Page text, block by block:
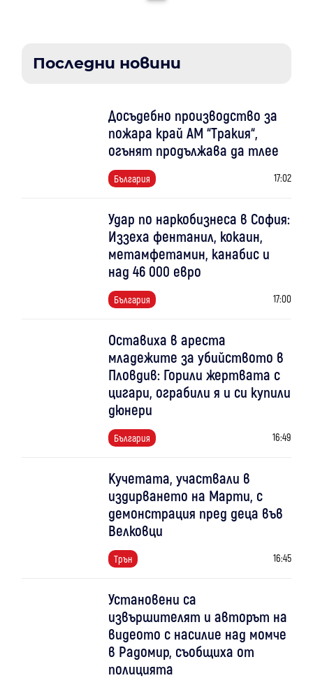
Последни новини
Досъдебно производство за
пожара край АМ “Тракия“,
огънят продължава да тлее
България 17:02
Удар по наркобизнеса в София:
Иззеха фентанил, кокаин,
метамфетамин, канабис и
над 46 000 евро
България 17:00
Оставиха в ареста
младежите за убийството в
Пловдив: Горили жертвата с
цигари, ограбили я и си купили
дюнери
България 16:49
Кучетата, участвали в
издирването на Марти, с
демонстрация пред деца във
Велковци
Трън 16:45
Установени са
извършителят и авторът на
видеото с насилие над момче
в Радомир, съобщиха от
полицията